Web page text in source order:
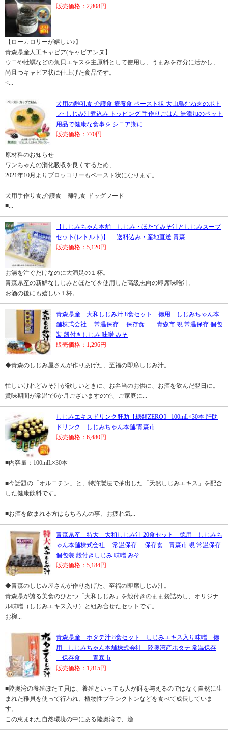
販売価格：2,808円
【ローカロリーが嬉しい♪】
青森県産人工キャビア(キャビアンヌ】
ウニや牡蠣などの魚貝エキスを主原料として使用し、うまみを存分に活かし、
尚且つキャビア状に仕上げた食品です。
<...
犬用の離乳食 介護食 療養食 ペースト状 大山鳥むね肉のポト
フ~しじみ汁煮込み トッピング 手作りごはん 無添加のペット
用品で健康な食事を シニア期に
販売価格：770円
原材料のお知らせ
ワンちゃんの消化吸収を良くするため、
2021年10月よりブロッコリーもペースト状になります。
犬用手作り食,介護食 離乳食 ドッグフード
■...
【しじみちゃん本舗 しじみ・ほたてみそ汁としじみスープ
セット(レトルト)】 送料込み・産地直送 青森
販売価格：5,120円
お湯を注ぐだけなのに大満足の１杯。
青森県産の新鮮なしじみとほたてを使用した高級志向の即席味噌汁。
お酒の後にも嬉しい１杯。
青森県産 大和しじみ汁 8食セット 徳用 しじみちゃん本
舗株式会社 常温保存 保存食 青森市 蜆 常温保存 個包
装 殻付きしじみ 味噌 みそ
販売価格：1,296円
◆青森のしじみ屋さんが作りあげた、至福の即席しじみ汁。
忙しいけれどみそ汁が欲しいときに、お弁当のお供に、お酒を飲んだ翌日に。
賞味期間が常温で6か月ございますので、ご家庭に...
しじみエキスドリンク肝助【糖類ZERO】 100mL×30本 肝助
ドリンク しじみちゃん本舗/青森市
販売価格：6,480円
■内容量：100mlL×30本
■今話題の「オルニチン」と、特許製法で抽出した「天然しじみエキス」を配合
した健康飲料です。
■お酒を飲まれる方はもちろんの事、お疲れ気...
青森県産 特大 大和しじみ汁 20食セット 徳用 しじみち
ゃん本舗株式会社 常温保存 保存食 青森市 蜆 常温保存
個包装 殻付きしじみ 味噌 みそ
販売価格：5,184円
◆青森のしじみ屋さんが作りあげた、至福の即席しじみ汁。
青森県が誇る美食のひとつ「大和しじみ」を殻付きのまま袋詰めし、オリジナ
ル味噌（しじみエキス入り）と組み合せたセットです。
お椀...
青森県産 ホタテ汁 8食セット しじみエキス入り味噌 徳
用 しじみちゃん本舗株式会社 陸奥湾産ホタテ 常温保存
保存食 青森市
販売価格：1,815円
■陸奥湾の養殖ほたて貝は、養殖といっても人が餌を与えるのではなく自然に生
まれた稚貝を使って行われ、植物性プランクトンなどを食べて成長していま
す。
この恵まれた自然環境の中にある陸奥湾で、漁...